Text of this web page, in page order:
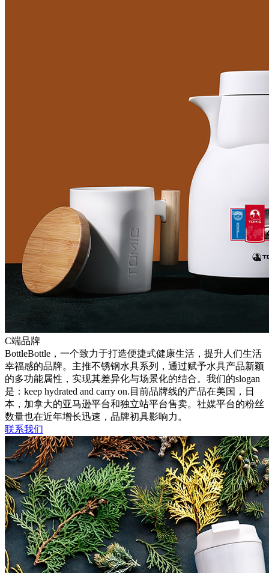
C端品牌
BottleBottle，一个致力于打造便捷式健康生活，提升人们生活
幸福感的品牌。主推不锈钢水具系列，通过赋予水具产品新颖
的多功能属性，实现其差异化与场景化的结合。我们的slogan
是：keep hydrated and carry on.目前品牌线的产品在美国，日
本，加拿大的亚马逊平台和独立站平台售卖。社媒平台的粉丝
数量也在近年增长迅速，品牌初具影响力。
联系我们